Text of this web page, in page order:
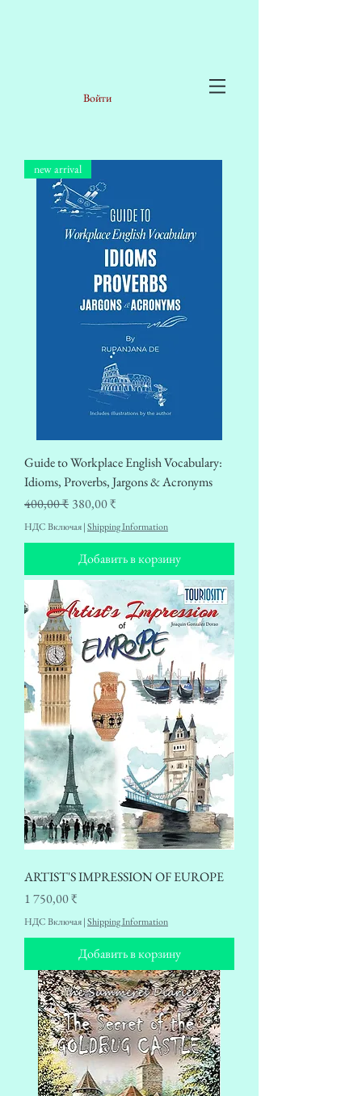
Войти
new arrival
Guide to Workplace English Vocabulary:
Idioms, Proverbs, Jargons & Acronyms
Обычная цена
400,00 ₹ Цена со скидкой
380,00 ₹
НДС Включая|Shipping Information
Добавить в корзину
ARTIST'S IMPRESSION OF EUROPE
Цена
1 750,00 ₹
НДС Включая|Shipping Information
Добавить в корзину